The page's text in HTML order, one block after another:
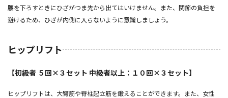
腰を下ろすときにひざがつま先から出てはいけません。また、関節の負担を
避けるため、ひざが内側に入らないように意識しましょう。
ヒップリフト
【初級者 ５回×３セット 中級者以上：１０回×３セット】
ヒップリフトは、大臀筋や脊柱起立筋を鍛えることができます。また、女性